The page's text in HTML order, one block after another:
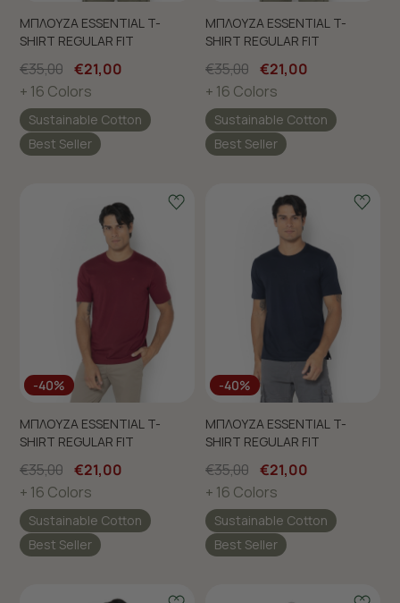
ΜΠΛΟΥΖΑ ESSENTIAL T-
SHIRT REGULAR FIT
€35,00 €21,00
+ 16 Colors
Sustainable Cotton
Best Seller
ΜΠΛΟΥΖΑ ESSENTIAL T-
SHIRT REGULAR FIT
€35,00 €21,00
+ 16 Colors
Sustainable Cotton
Best Seller
-40%
ΜΠΛΟΥΖΑ ESSENTIAL T-
SHIRT REGULAR FIT
€35,00 €21,00
+ 16 Colors
Sustainable Cotton
Best Seller
-40%
ΜΠΛΟΥΖΑ ESSENTIAL T-
SHIRT REGULAR FIT
€35,00 €21,00
+ 16 Colors
Sustainable Cotton
Best Seller